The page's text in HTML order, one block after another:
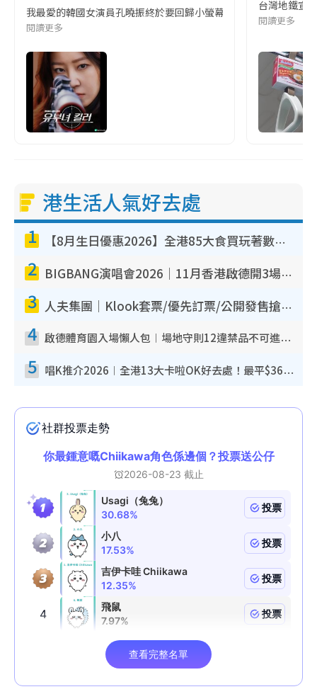
我最愛的韓國女演員孔曉振終於要回歸小螢幕啦!這次的劇本改編
閱讀更多
台灣地鐵宣
閱讀更多
港生活人氣好去處
1 【8月生日優惠2026】全港85大食買玩著數攻略 自助餐/火鍋放題同行免費＋誠品/DONKI送現金券
2 BIGBANG演唱會2026｜11月香港啟德開3場！實名制VIP申請、優先購票攻略
3 人夫集團｜Klook套票/優先訂票/公開發售搶飛攻略！附票價.購票連結.場地座位表
4 啟德體育園入場懶人包︱場地守則12違禁品不可進場准帶細水樽但全場禁樽蓋！應援牌有限制！
5 唱K推介2026︱全港13大卡啦OK好去處！最平$36起 日文K都有！(附地址+收費詳情)